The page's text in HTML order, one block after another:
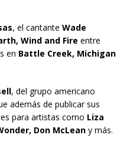
, el cantante Wade
Wind and Fire entre
en Battle Creek, Michigan
, del grupo americano
además de publicar sus
para artistas como Liza
Don McLean y más.